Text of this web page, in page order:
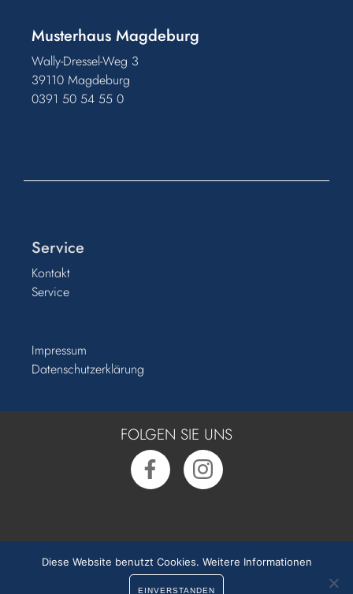
Rufen Sie uns an:0391 50 54 55 0
Musterhaus Magdeburg
Wally-Dressel-Weg 3
39110 Magdeburg
0391 50 54 55 0
Service
Kontakt
Service
Impressum
Datenschutzerklärung
FOLGEN SIE UNS
Diese Website benutzt Cookies. Weitere Informationen
EINVERSTANDEN